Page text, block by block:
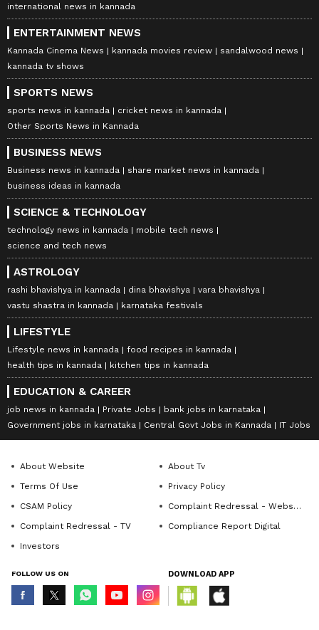
international news in kannada
ENTERTAINMENT NEWS
Kannada Cinema News kannada movies review
sandalwood news
kannada tv shows
SPORTS NEWS
sports news in kannada
cricket news in kannada
Other Sports News in Kannada
BUSINESS NEWS
Business news in kannada
share market news in kannada
business ideas in kannada
SCIENCE & TECHNOLOGY
technology news in kannada
mobile tech news
science and tech news
ASTROLOGY
rashi bhavishya in kannada dina bhavishya
vara bhavishya
vastu shastra in kannada
karnataka festivals
LIFESTYLE
Lifestyle news in kannada
food recipes in kannada
health tips in kannada
kitchen tips in kannada
EDUCATION & CAREER
job news in kannada Private Jobs
bank jobs in karnataka
Government jobs in karnataka
Central Govt Jobs in Kannada IT Jobs
About Website
About Tv
Terms Of Use
Privacy Policy
CSAM Policy
Complaint Redressal - Website
Complaint Redressal - TV
Compliance Report Digital
Investors
FOLLOW US ON DOWNLOAD APP